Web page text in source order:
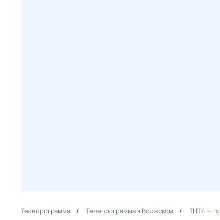
Телепрограмма Телепрограмма в Волжском ТНТ4 —